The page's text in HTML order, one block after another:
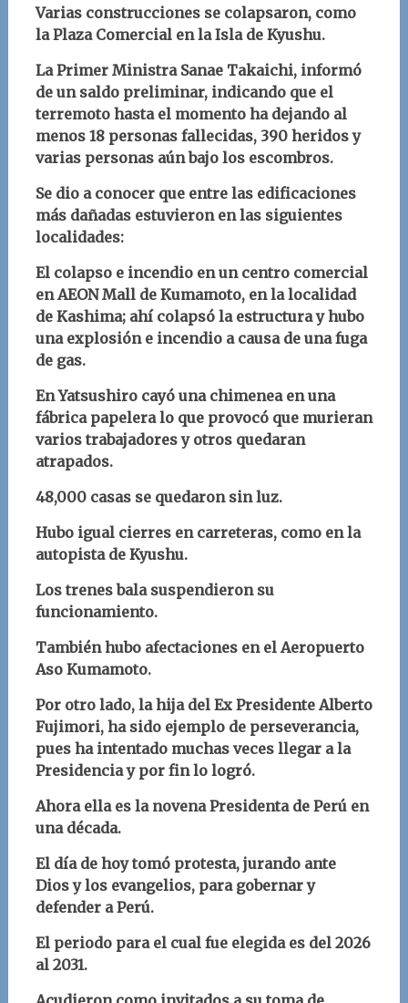
Varias construcciones se colapsaron, como
la Plaza Comercial en la Isla de Kyushu.
LaPrimer Ministra Sanae Takaichi, informó
de un saldo preliminar, indicando que el
terremoto hasta el momento ha dejando al
menos 18 personas fallecidas, 390 heridos y
varias personas aún bajo los escombros.
Se dio a conocer que entre las edificaciones
más dañadas estuvieron en las siguientes
localidades:
El colapso e incendio en un centro comercial
en AEON Mall de Kumamoto, en la localidad
de Kashima; ahí colapsó la estructura y hubo
una explosión e incendio a causa de una fuga
de gas.
En Yatsushiro cayó una chimenea en una
fábrica papelera lo que provocó que murieran
varios trabajadores y otros quedaran
atrapados.
48,000 casas se quedaron sin luz.
Hubo igual cierres en carreteras, como en la
autopista de Kyushu.
Los trenes bala suspendieron su
funcionamiento.
También hubo afectaciones en el Aeropuerto
Aso Kumamoto.
Por otro lado, la hija del Ex Presidente Alberto
Fujimori, ha sido ejemplo de perseverancia,
pues ha intentado muchas veces llegar a la
Presidencia y por fin lo logró.
Ahora ella es la novena Presidenta de Perú en
una década.
El día de hoy tomó protesta, jurando ante
Dios y los evangelios, para gobernar y
defender a Perú.
El periodo para el cual fue elegida es del 2026
al 2031.